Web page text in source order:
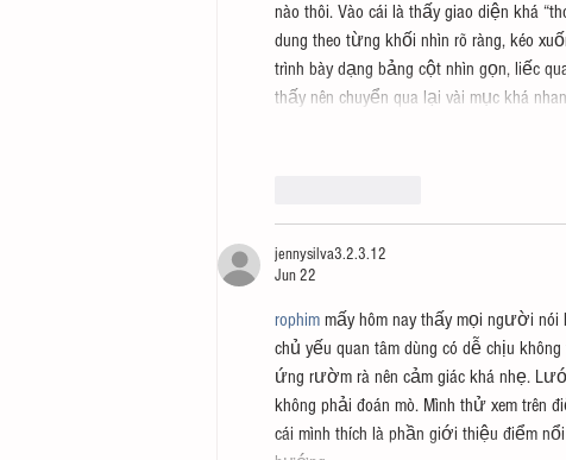
nào thôi. Vào cái là thấy giao diện khá
dung theo từng khối nhìn rõ ràng, kéo
trình bày dạng bảng cột nhìn gọn, liếc
thấy nên chuyển qua lại vài mục khá
jennysilva3.2.3.12
Jun 22
rophim mấy hôm nay thấy mọi người nói
chủ yếu quan tâm dùng có dễ chịu
ứng rườm rà nên cảm giác khá nhẹ.
không phải đoán mò. Mình thử xem trên
cái mình thích là phần giới thiệu điểm